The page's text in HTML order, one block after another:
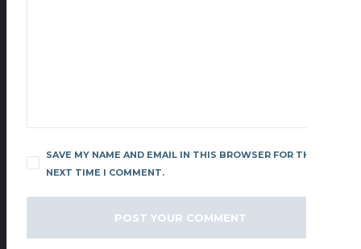
SAVE MY NAME AND EMAIL IN THIS BROWSER FOR THE
NEXT TIME I COMMENT.